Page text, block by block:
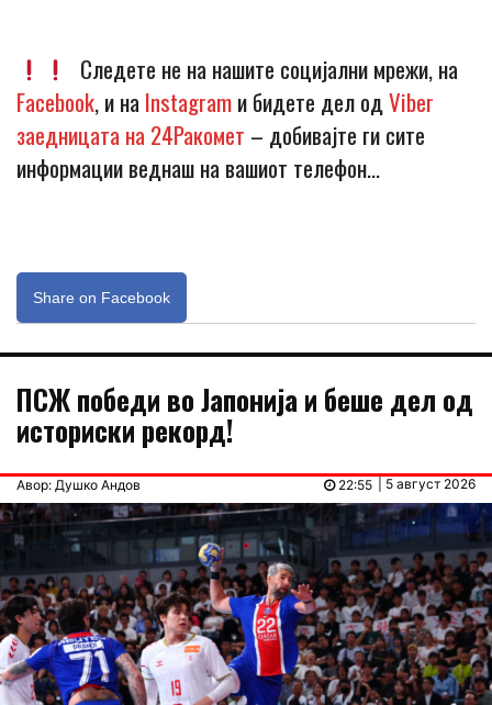
Следете не на нашите социјални мрежи, на
Facebook, и на Instagramи бидете дел одViber
заедницата на 24Ракомет – добивајте ги сите
информации веднаш на вашиот телефон…
Share on Facebook
ПСЖ победи во Јапонија и беше дел од
историски рекорд!
Авор: Душко Андов | 5 август 2026
22:55